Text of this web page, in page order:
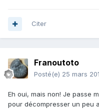
Citer
Franoutoto
Posté(e) 25 mars
Eh oui, mais non! Je passe
pour décompresser un peu